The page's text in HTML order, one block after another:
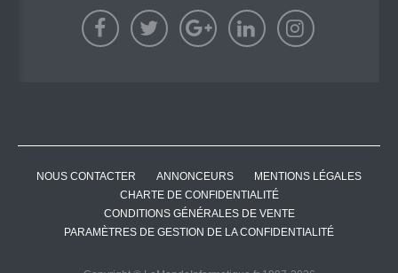
NOUS CONTACTER ANNONCEURS
MENTIONS LÉGALES
CHARTE DE CONFIDENTIALITÉ
CONDITIONS GÉNÉRALES DE VENTE
PARAMÈTRES DE GESTION DE LA CONFIDENTIALITÉ